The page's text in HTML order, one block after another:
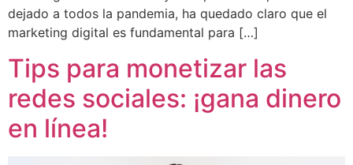
dejado a todos la pandemia, ha quedado claro que el
marketing digital es fundamental para […]
Tips para monetizar las
redes sociales: ¡gana dinero
en línea!